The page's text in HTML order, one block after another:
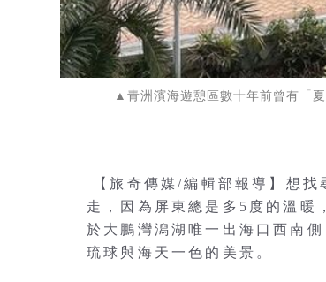
▲青洲濱海遊憩區數十年前曾有「
【旅奇傳媒/編輯部報導】想找
走，因為屏東總是多5度的溫暖
於大鵬灣潟湖唯一出海口西南
琉球與海天一色的美景。